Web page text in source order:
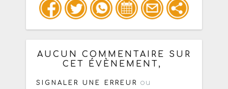
Copiez les infos ci-dessous pour un
: mail / forum / réseau social
AUCUN COMMENTAIRE SUR
CET ÉVÈNEMENT,
SIGNALER UNE ERREUR
ou